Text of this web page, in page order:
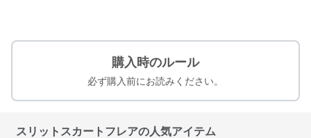
購入時のルール
必ず購入前にお読みください。
スリットスカートフレアの人気アイテム